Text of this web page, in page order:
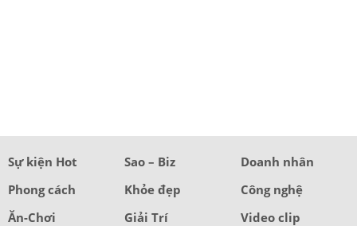
Sự kiện Hot Sao – Biz
Doanh nhân
Phong cách
Khỏe đẹp
Công nghệ
Ăn-Chơi
Giải Trí Video clip